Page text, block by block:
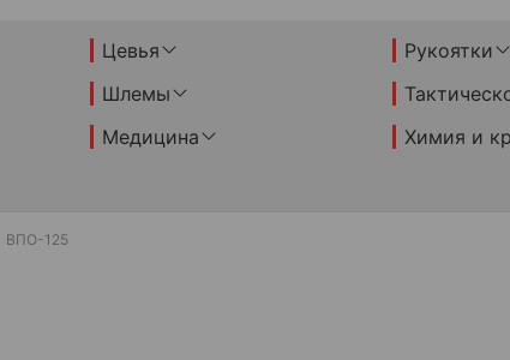
Цевья
Рукоятки
Шлемы
Медицина
Химия и
ВПО-125